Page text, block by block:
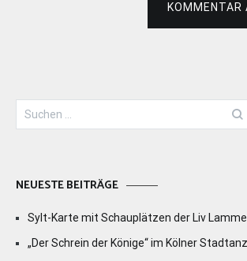
KOMMENTAR
Suchen
nach:
NEUESTE BEITRÄGE
Sylt-Karte mit Schauplätzen der Liv
„Der Schrein der Könige“ im Kölner